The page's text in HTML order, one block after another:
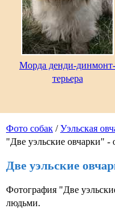
Фото собак /Уэльская
"Две уэльские овчарки" -
Две уэльские
Фотография "Две
людьми.
Морда денди-динмонт-
терьера